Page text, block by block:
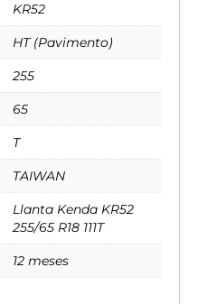
KR52
HT (Pavimento)
255
65
T
TAIWAN
Llanta Kenda KR52
255/65 R18 111T
12 meses